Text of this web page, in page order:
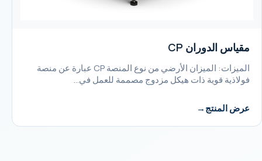
مقياس الدوران CP
الميزات: الميزان الأرضي من نوع المنصة CP عبارة عن منصة
فولاذية قوية ذات هيكل مزدوج مصممة للعمل في…
عرض المنتج